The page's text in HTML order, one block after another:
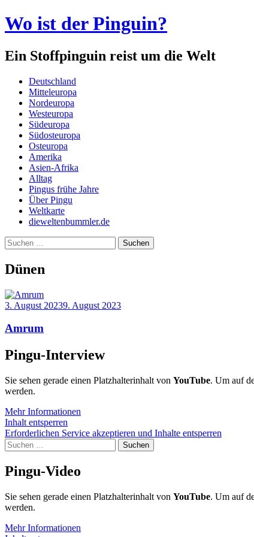
Wo ist der Pinguin?
Ein Stoffpinguin reist um die Welt
Menü
Zum
Inhalt
springen
Deutschland
Mitteleuropa
Nordeuropa
Westeuropa
Südeuropa
Südosteuropa
Osteuropa
Amerika
Asien-Afrika
Alltag
Pingus frühe Jahre
Über Pingu
Weltkarte
dieweltenbummler.de
Suchen
nach:
Dünen
3. August 20239. August 2023
Amrum
Pingu-Interview
Sie sehen gerade einen Platzhalterinhalt von YouTube. Um auf
werden.
Mehr Informationen
Inhalt entsperren
Erforderlichen Service akzeptieren und Inhalte entsperren
Suchen
nach:
Pingu-Video
Sie sehen gerade einen Platzhalterinhalt von YouTube. Um auf
werden.
Mehr Informationen